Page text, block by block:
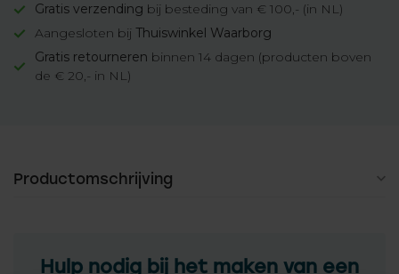
Gratis verzending bij besteding van € 100,- (in NL)
Aangesloten bij Thuiswinkel Waarborg
Gratis retourneren binnen 14 dagen (producten boven
de € 20,- in NL)
Productomschrijving
Hulp nodig bij het maken van een